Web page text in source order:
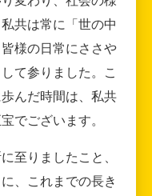
共は常に「世の中
様の日常にささや
て参りました。こ
んだ時間は、私共
でございます。
至りましたこと、
、これまでの長き